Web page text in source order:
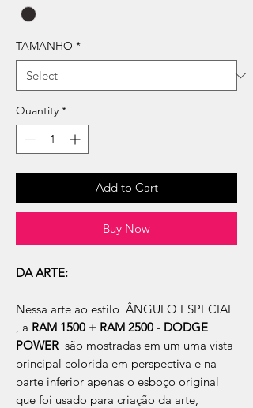
TAMANHO *
Quantity *
Add to Cart
Buy Now
DA ARTE:
Nessa arte ao estilo ÂNGULO ESPECIAL
, a RAM 1500 + RAM 2500 - DODGE
POWER são mostradas em um uma vista
principal colorida em perspectiva e na
parte inferior apenas o esboço original
que foi usado para criação da arte,